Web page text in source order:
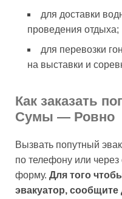
для доставки
проведения отдыха;
для перевозки
на выставки и
Как заказать
Сумы — Ровно
Вызвать попутный
по телефону или
форму. Для того
эвакуатор, сообщите